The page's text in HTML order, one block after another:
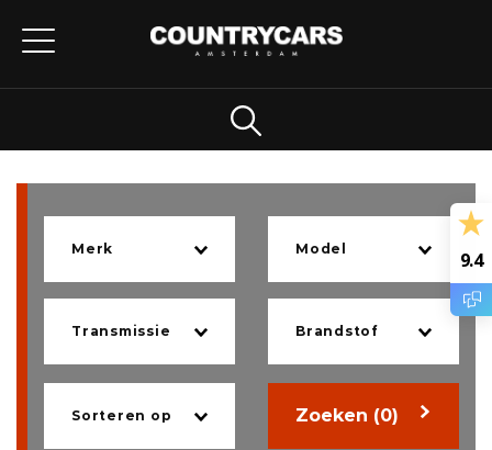
9.4
Zoeken (0)